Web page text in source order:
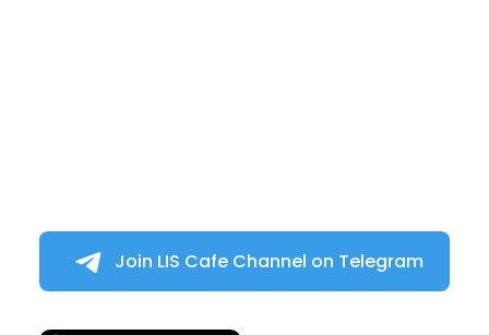
Join LIS Cafe Channel on Telegram